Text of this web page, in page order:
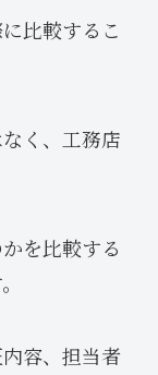
比較するこ
く、工務店
を比較する
容、担当者